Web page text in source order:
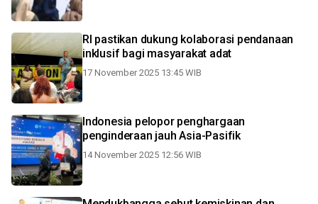
RI pastikan dukung kolaborasi pendanaan
inklusif bagi masyarakat adat
17 November 2025 13:45 WIB
Indonesia pelopor penghargaan
penginderaan jauh Asia-Pasifik
14 November 2025 12:56 WIB